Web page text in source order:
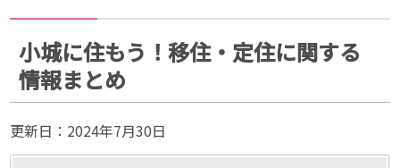
小城に住もう！移住・定住に関する
情報まとめ
更新日： 2024年7月30日